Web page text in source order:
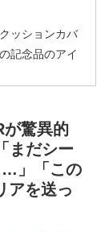
ッションカバ
記念品のアイ
サーwww
遠四球が多か
変異だぞ」
が驚異的
まだシー
」「この
アを送っ